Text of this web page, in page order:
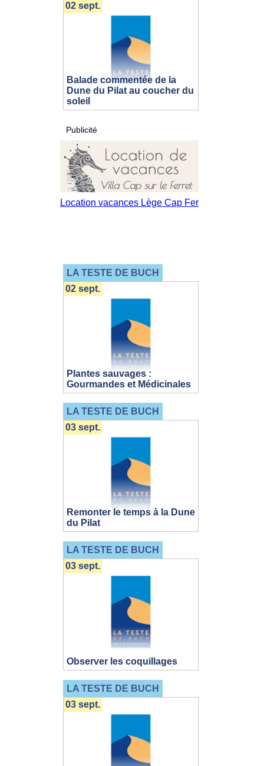
Balade commentée de la
Dune du Pilat au coucher du
soleil
02 sept.
Publicité
LA TESTE DE BUCH
Plantes sauvages :
Gourmandes et Médicinales
02 sept.
LA TESTE DE BUCH
Remonter le temps à la Dune
du Pilat
03 sept.
LA TESTE DE BUCH
Observer les coquillages
03 sept.
LA TESTE DE BUCH
03 sept.